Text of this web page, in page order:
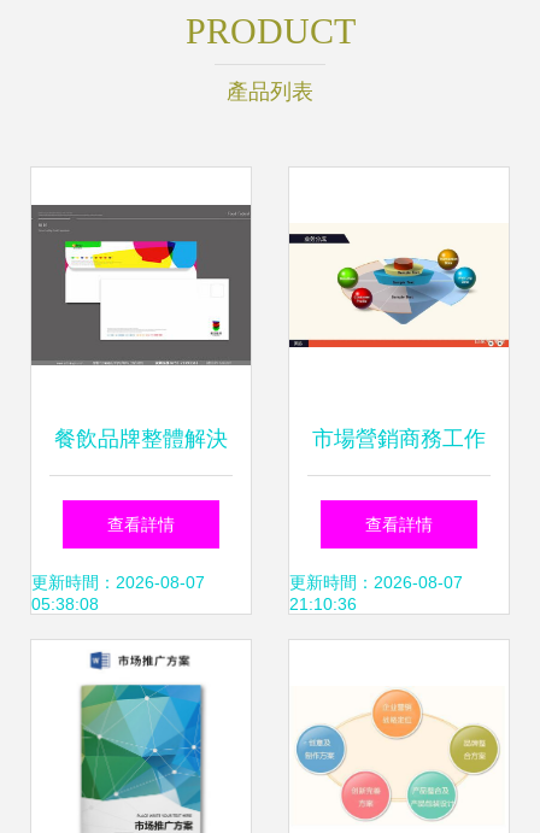
PRODUCT
產品列表
餐飲品牌整體解決
方案 從VI設計到爆
店營銷落地指南
查看詳情
更新時間：2026-08-07
05:38:08
市場營銷商務工作
報告PPT模板 專業
營銷策劃工作PPT
查看詳情
更新時間：2026-08-07
21:10:36